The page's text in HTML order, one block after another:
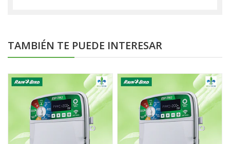
TAMBIÉN TE PUEDE INTERESAR